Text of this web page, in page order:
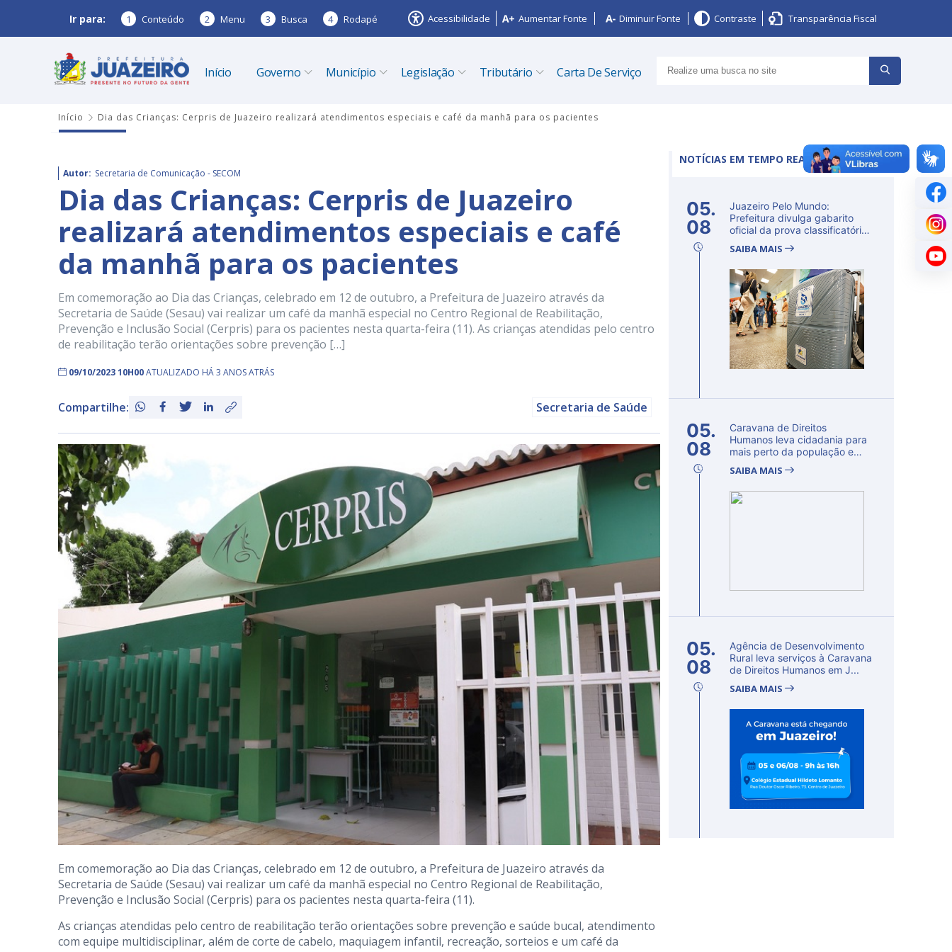
Ir para: 1 Conteúdo 2 Menu 3 Busca 4 Rodapé Acessibilidade Aumentar Fonte Diminuir Fonte Contraste Transparência Fiscal
Início Governo Município Legislação Tributário Carta De Serviço
Início Dia das Crianças: Cerpris de Juazeiro realizará atendimentos especiais e café da manhã para os pacientes
Autor: Secretaria de Comunicação - SECOM
Dia das Crianças: Cerpris de Juazeiro
realizará atendimentos especiais e café
da manhã para os pacientes
Em comemoração ao Dia das Crianças, celebrado em 12 de outubro, a Prefeitura de Juazeiro através da
Secretaria de Saúde (Sesau) vai realizar um café da manhã especial no Centro Regional de Reabilitação,
Prevenção e Inclusão Social (Cerpris) para os pacientes nesta quarta-feira (11). As crianças atendidas pelo centro
de reabilitação terão orientações sobre prevenção […]
09/10/2023 10H00ATUALIZADO HÁ 3 ANOS ATRÁS
Compartilhe: Secretaria de Saúde
Em comemoração ao Dia das Crianças, celebrado em 12 de outubro, a Prefeitura de Juazeiro através da
Secretaria de Saúde (Sesau) vai realizar um café da manhã especial no Centro Regional de Reabilitação,
Prevenção e Inclusão Social (Cerpris) para os pacientes nesta quarta-feira (11).
As crianças atendidas pelo centro de reabilitação terão orientações sobre prevenção e saúde bucal, atendimento
com equipe multidisciplinar, além de corte de cabelo, maquiagem infantil, recreação, sorteios e um café da
NOTÍCIAS EM TEMPO REAL
05.
08
Juazeiro Pelo Mundo:
Prefeitura divulga gabarito
oficial da prova classificatória
SAIBA MAIS
05.
08
Caravana de Direitos
Humanos leva cidadania para
mais perto da população e
SAIBA MAIS
05.
08
Agência de Desenvolvimento
Rural leva serviços à Caravana
de Direitos Humanos em J...
SAIBA MAIS